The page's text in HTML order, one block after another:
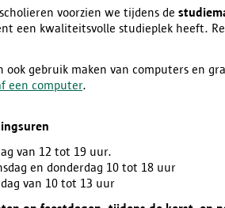
voorzien we tijdens de
een kwaliteitsvolle studieplek heeft.
ook gebruik maken van computers en
een computer.
van 12 tot 19 uur.
en donderdag 10 tot 18 uur
van 10 tot 13 uur